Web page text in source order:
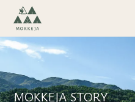
MOKKEJA STORY